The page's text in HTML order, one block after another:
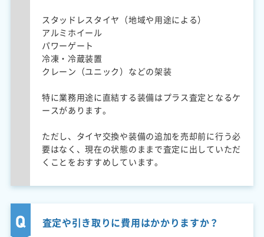
スタッドレスタイヤ（地域や用途による）
アルミホイール
パワーゲート
冷凍・冷蔵装置
クレーン（ユニック）などの架装
特に業務用途に直結する装備はプラス査定となるケ
ースがあります。
ただし、タイヤ交換や装備の追加を売却前に行う必
要はなく、現在の状態のままで査定に出していただ
くことをおすすめしています。
査定や引き取りに費用はかかりますか？